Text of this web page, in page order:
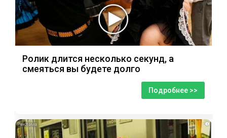
Ролик длится несколько секунд, а
смеяться вы будете долго
Подробнее >>
i